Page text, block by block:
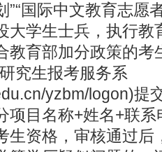
国际中文教育志愿
大学生士兵，执行教
教育部加分政策的考
究生报考服务系
yzbm/logon)提
项目名称+姓名+联
生资格，审核通过后